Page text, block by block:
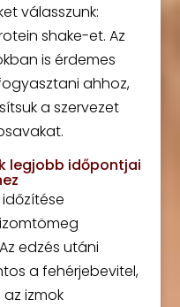
válasszunk:
shake-et. Az
is érdemes
ahhoz,
a szervezet
legjobb időpontjai
edzés utáni
a fehérjebevitel,
izmok